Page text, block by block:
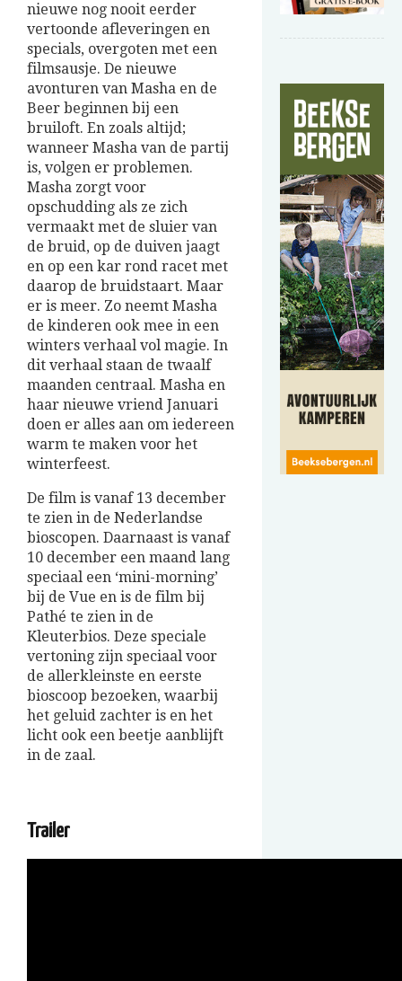
nieuwe nog nooit eerder
vertoonde afleveringen en
specials, overgoten met een
filmsausje. De nieuwe
avonturen van Masha en de
Beer beginnen bij een
bruiloft. En zoals altijd;
wanneer Masha van de partij
is, volgen er problemen.
Masha zorgt voor
opschudding als ze zich
vermaakt met de sluier van
de bruid, op de duiven jaagt
en op een kar rond racet met
daarop de bruidstaart. Maar
er is meer. Zo neemt Masha
de kinderen ook mee in een
winters verhaal vol magie. In
dit verhaal staan de twaalf
maanden centraal. Masha en
haar nieuwe vriend Januari
doen er alles aan om iedereen
warm te maken voor het
winterfeest.
De film is vanaf 13 december
te zien in de Nederlandse
bioscopen. Daarnaast is vanaf
10 december een maand lang
speciaal een ‘mini-morning’
bij de Vue en is de film bij
Pathé te zien in de
Kleuterbios. Deze speciale
vertoning zijn speciaal voor
de allerkleinste en eerste
bioscoop bezoeken, waarbij
het geluid zachter is en het
licht ook een beetje aanblijft
in de zaal.
Trailer